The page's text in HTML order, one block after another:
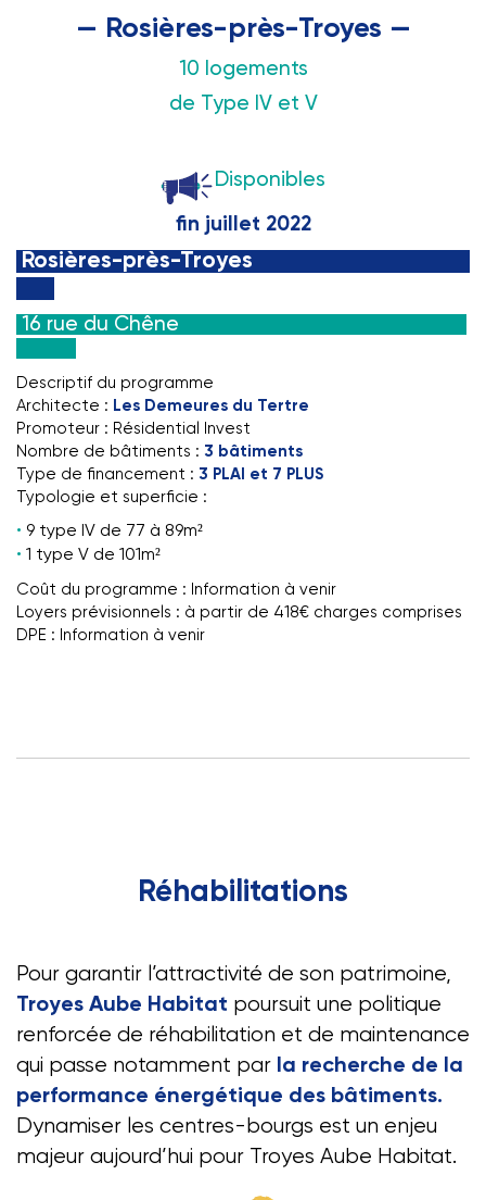
— Rosières-près-Troyes —
10 logements
de Type IV et V
Disponibles
fin juillet 2022
Rosières-près-Troyes
16 rue du Chêne
Descriptif du programme
Architecte : Les Demeures du Tertre
Promoteur : Résidential Invest
Nombre de bâtiments : 3 bâtiments
Type de financement : 3 PLAI et 7 PLUS
Typologie et superficie :
9 type IV de 77 à 89m²
1 type V de 101m²
Coût du programme : Information à venir
Loyers prévisionnels : à partir de 418€ charges comprises
DPE : Information à venir
Réhabilitations
Pour garantir l’attractivité de son patrimoine,
Troyes Aube Habitat poursuit une politique
renforcée de réhabilitation et de maintenance
qui passe notamment par la recherche de la
performance énergétique des bâtiments.
Dynamiser les centres-bourgs est un enjeu
majeur aujourd’hui pour Troyes Aube Habitat.